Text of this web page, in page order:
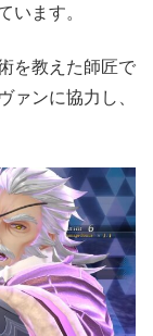
います。
を教えた師匠で
ァンに協力し、